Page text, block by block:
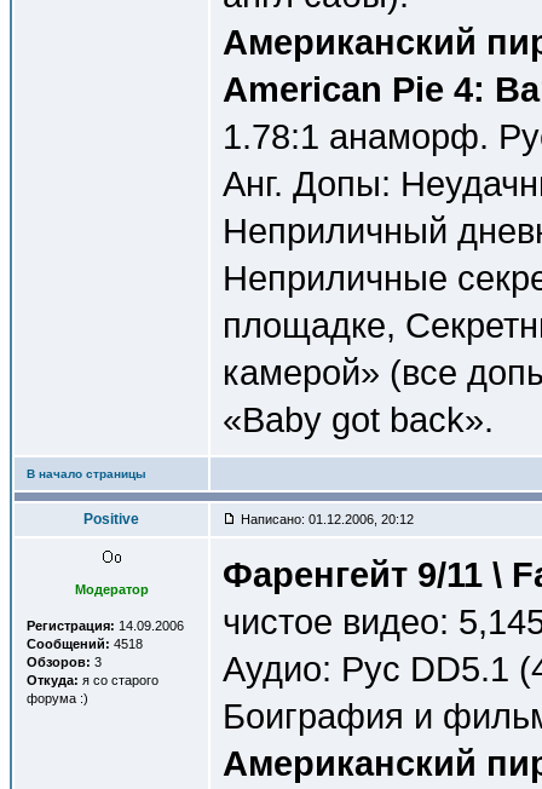
Американский
American Pie 4:
1.78:1 анаморф.
Анг. Допы:
Неприличный
Неприличные
площадке,
камерой» (все
«Baby got back».
В начало страницы
Positive Написано: 01.12.2006, 20:12
Модератор
Регистрация: 14.09.2006
Сообщений: 4518
Обзоров: 3
Откуда: я со старого
форума :)
Фаренгейт 9/11 \
чистое видео:
Аудио: Рус DD5.1
Боиграфия и
Американский